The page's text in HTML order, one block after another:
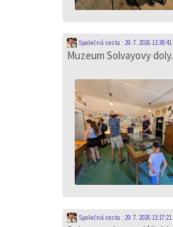
Společná cesta :29. 7. 2026 13:38:41
Muzeum Solvayovy doly.
Společná cesta :29. 7. 2026 13:17:21